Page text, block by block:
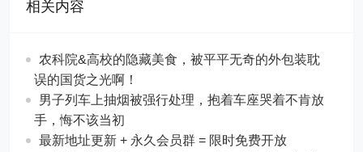
相关内容
农科院&高校的隐藏美食，被平平无奇的外包装耽
误的国货之光啊！
男子列车上抽烟被强行处理，抱着车座哭着不肯放
手，悔不该当初
最新地址更新 + 永久会员群 = 限时免费开放